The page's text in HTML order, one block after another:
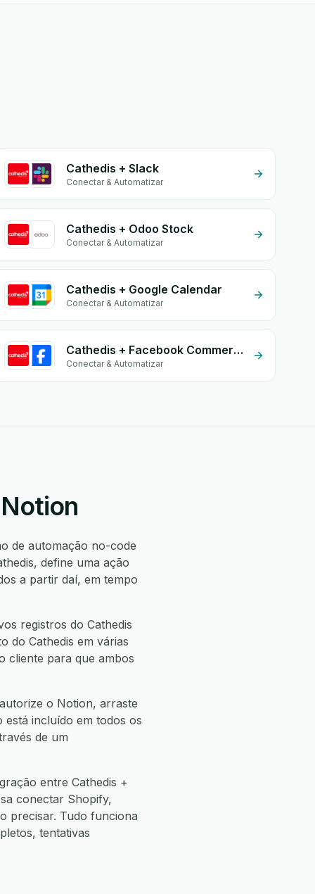
Cathedis + Slack
Conectar & Automatizar
Cathedis + Odoo Stock
Conectar & Automatizar
Cathedis + Google Calendar
Conectar & Automatizar
Cathedis + Facebook Commerce
Conectar & Automatizar
de automação no-code
define uma ação
a partir daí, em tempo
registros do Cathedis
do Cathedis em várias
cliente para que ambos
o Notion, arraste
incluído em todos os
de um
entre Cathedis +
conectar Shopify,
precisar. Tudo funciona
tentativas